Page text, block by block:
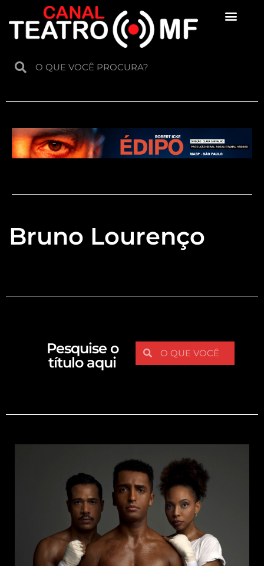
Bruno Lourenço
Pesquise o
título aqui